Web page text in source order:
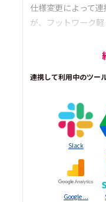
仕様変更によって
が、フットワーク
連携して利用中のツー
Slack
Google ...